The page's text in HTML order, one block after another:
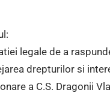
legale de a
drepturilor si
a C.S. Dragonii